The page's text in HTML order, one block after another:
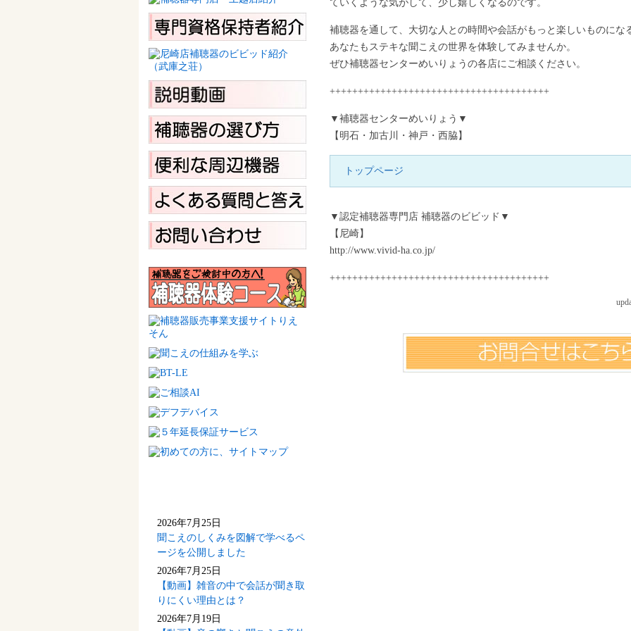
ていくような気がして、少し嬉しくなるのです。
補聴器を通して、大切な人との時間や会話がもっと楽しいものにな
あなたもステキな聞こえの世界を体験してみませんか。
ぜひ補聴器センターめいりょうの各店にご相談ください。
+++++++++++++++++++++++++++++++++++++++
▼補聴器センターめいりょう▼
【明石・加古川・神戸・西脇】
トップページ
▼認定補聴器専門店 補聴器のビビッド▼
【尼崎】
http://www.vivid-ha.co.jp/
+++++++++++++++++++++++++++++++++++++++
2026年7月25日
聞こえのしくみを図解で学べるペ
ージを公開しました
2026年7月25日
【動画】雑音の中で会話が聞き取
りにくい理由とは？
2026年7月19日